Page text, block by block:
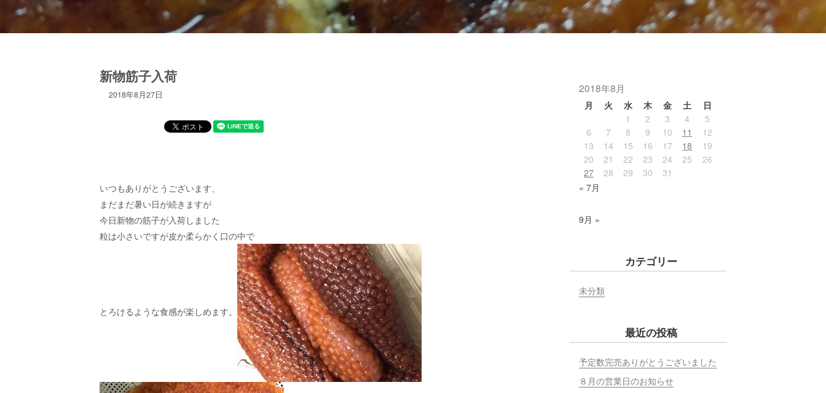
新物筋子入荷
2018年8月27日
いつもありがとうございます、
まだまだ暑い日が続きますが
今日新物の筋子が入荷しました
粒は小さいですが皮か柔らかく口の中で
とろけるような食感が楽しめます。
2018年8月
月 火 水 木 金 土
日
1
2 3 4
5
6
7 8 9 10 11
12
13
14 15 16 17 18
19
20
21 22 23 24 25
26
27
28 29 30
31
« 7月
9月 »
カテゴリー
未分類
最近の投稿
予定数完売ありがとうございました
８月の営業日のお知らせ